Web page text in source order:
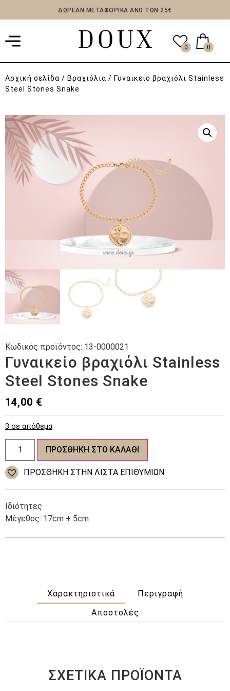
ΔΩΡΕΑΝ ΜΕΤΑΦΟΡΙΚΑ ΑΝΩ ΤΩΝ 25€
0 0
Αρχική σελίδα / Βραχιόλια / Γυναικείο βραχιόλι Stainless
Steel Stones Snake
Γυναικείο βραχιόλι Stainless
Steel Stones Snake
14,00 €
Ιδιότητες
Μέγεθος: 17cm + 5cm
3 σε απόθεμα
Γυναικείο
βραχιόλι
Stainless
Steel
Stones
ποσότητα
ΠΡΟΣΘΉΚΗ ΣΤΟ ΚΑΛΆΘΙ
ΠΡΌΣΘΉΚΗ ΣΤΗΝ ΛΊΣΤΑ ΕΠΙΘΥΜΙΏΝ
Κωδικός προϊόντος: 13-0000021
Χαρακτηριστικά
Περιγραφή
Αποστολές
ΣΧΕΤΙΚΆ ΠΡΟΪΌΝΤΑ